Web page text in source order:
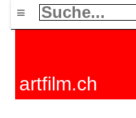
≡
artfilm.ch